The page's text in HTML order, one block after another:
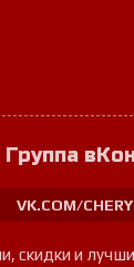
Группа
VK.COM/
скидки и